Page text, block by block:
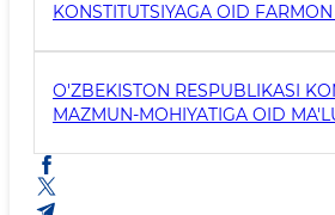
KONSTITUTSIYAGA OID
O'ZBEKISTON RESPUBLIKASI
MAZMUN-MOHIYATIGA OID